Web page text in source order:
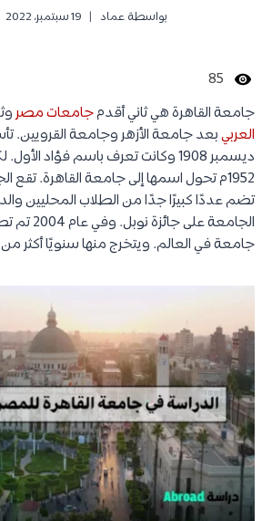
بواسطة عماد 19 سبتمبر، 2022
85
جامعة القاهرة هي ثاني أقدمجامعات مصر
العربي
1952م تحول اسمها إلى جامعة القاهرة.
جامعة في العالم. ويتخرج منها سنويًا أكثر من 155,000 طالب.